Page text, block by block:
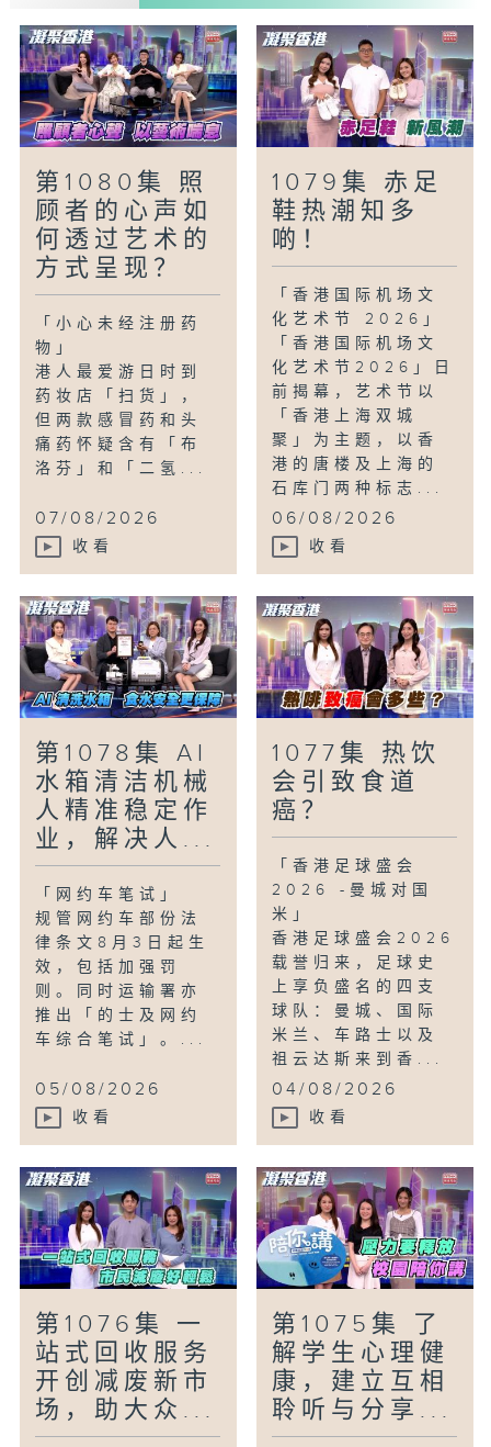
「银发有办法-银发观鸟导赏员」
红耳鹎是香港常见雀鸟品种，在市区不时找
到它们的踪影。一班银发族组成红耳鹎俱乐
部，每个月举行活动，又训练导赏员，推广
观鸟活动的乐趣。这个活动对银发族有什么
好处？他们为何对红耳鹎情有独钟？？
「童话香港-我不是港孩」
不少小朋友都被照顾得无微不至，甚至成为
了「港孩」。今集的小朋友认为自己有自理
能力吗？他们又懂得「绑鞋带」吗？
第1080集 照
顾者的心声如
何透过艺术的
方式呈现？
「小心未经注册药
物」
港人最爱游日时到
药妆店「扫货」，
但两款感冒药和头
痛药怀疑含有「布
洛芬」和「二氢...
07/08/2026
收看
1079集 赤足
鞋热潮知多
啲！
「香港国际机场文
化艺术节 2026」
「香港国际机场文
化艺术节2026」日
前揭幕，艺术节以
「香港上海双城
聚」为主题，以香
港的唐楼及上海的
石库门两种标志...
06/08/2026
收看
第1078集 AI
水箱清洁机械
人精准稳定作
业，解决人...
「网约车笔试」
规管网约车部份法
律条文8月3日起生
效，包括加强罚
则。同时运输署亦
推出「的士及网约
车综合笔试」。...
05/08/2026
收看
1077集 热饮
会引致食道
癌？
「香港足球盛会
2026 -曼城对国
米」
香港足球盛会2026
载誉归来，足球史
上享负盛名的四支
球队：曼城、国际
米兰、车路士以及
祖云达斯来到香...
04/08/2026
收看
第1076集 一
站式回收服务
开创减废新市
场，助大众...
第1075集 了
解学生心理健
康，建立互相
聆听与分享...